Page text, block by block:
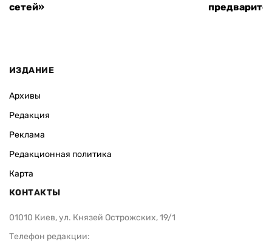
сетей»
ИЗДАНИЕ
Архивы
Редакция
Реклама
Редакционная политика
Карта
КОНТАКТЫ
01010 Киев, ул. Князей Острожских, 19/1
Телефон редакции: